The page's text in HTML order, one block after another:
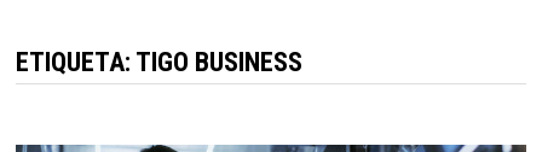
ETIQUETA: TIGO BUSINESS